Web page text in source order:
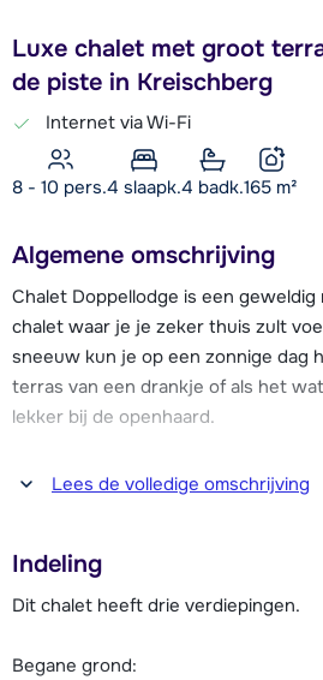
Luxe chalet met groot
de piste in Kreischberg
Internet via Wi-Fi
8 - 10 pers.4 slaapk.4 badk.165 m²
Algemene omschrijving
Chalet Doppellodge is een
chalet waar je je zeker thuis zult
sneeuw kun je op een zonnige dag
terras van een drankje of als het
lekker bij de openhaard.
Op 2.1 kilometer van Chalet
gemoedelijke skigebied is
skiër uitdagende pistes.
Op loopafstand vind je het centrum
Sankt Lorenzen met gezellige
Lees de volledige omschrijving
Indeling
Dit chalet heeft drie verdiepingen.
Begane grond: